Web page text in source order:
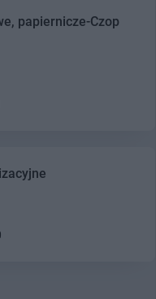
papiernicze-Czop